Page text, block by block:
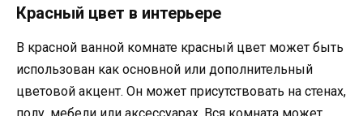
Красный цвет в интерьере
В красной ванной комнате красный цвет может быть
использован как основной или дополнительный
цветовой акцент. Он может присутствовать на стенах,
полу, мебели или аксессуарах. Вся комната может